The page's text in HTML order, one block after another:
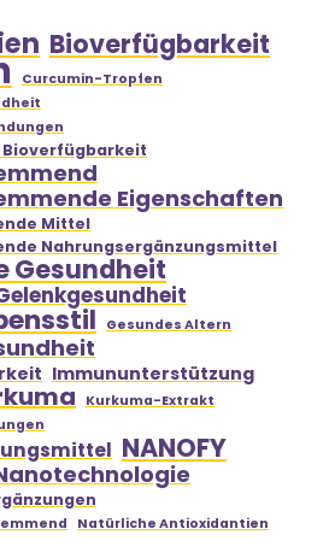
Bioverfügbarkeit
Curcumin-Tropfen
Eigenschaften
Mittel
Nahrungsergänzungsmittel
Gesundheit
Gesundes Altern
Immununterstützung
Kurkuma-Extrakt
NANOFY
Natürliche Antioxidantien